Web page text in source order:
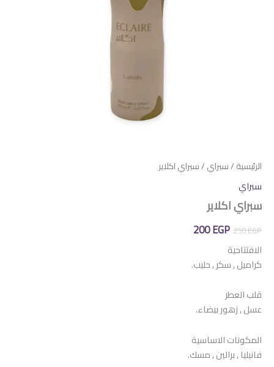
الرئيسية /سبراي / سبراي اكلاير
سبراي
سبراي اكلاير
250EGP
السعر
الأصلي
هو:
250 EGP.
200EGP
هو:
الافتتاحية
كراميل , سكر , حليب.
قلب العطر
عسل , زهور بيضاء.
المكونات الاساسية
فانيليا , برالين , مسك.